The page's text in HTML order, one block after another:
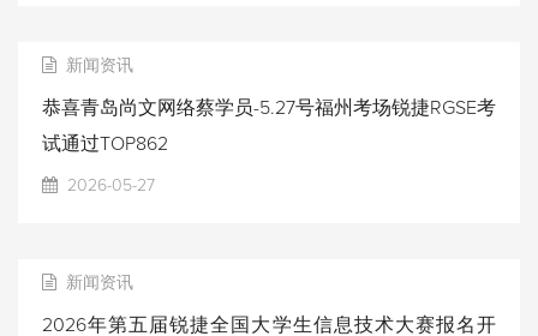
新闻资讯
恭喜青岛尚文网络蔡学员-5.27号福州考场锐捷RGSE考
试通过TOP862
2026-05-27
新闻资讯
2026年第五届锐捷全国大学生信息技术大赛报名开